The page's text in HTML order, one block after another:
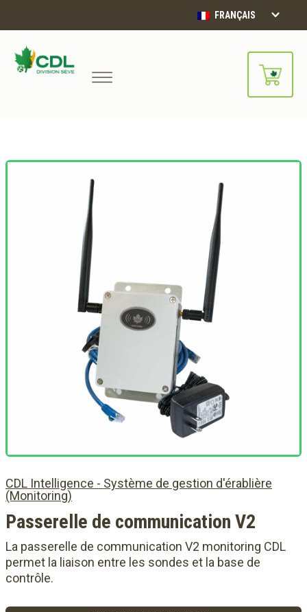
FRANÇAIS
Merci de votre compréhension.
CONTINUER
CDL Intelligence - Système de gestion d'érablière
(Monitoring)
Passerelle de communication V2
La passerelle de communication V2 monitoring CDL
permet la liaison entre les sondes et la base de
contrôle.